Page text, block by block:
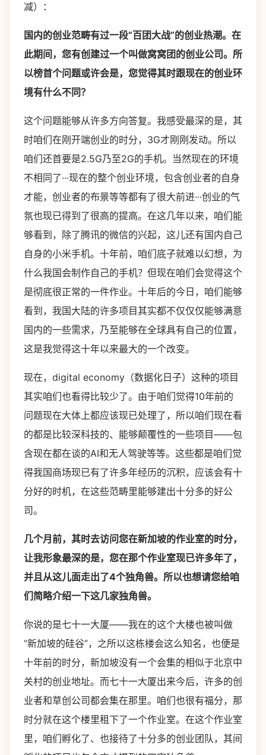
减）：
国内的创业范畴有过一段“百团大战”的创业热潮。在
此期间，您有创建过一个叫做窝窝团的创业公司。所
以榜首个问题或许会是，您觉得其时跟现在的创业环
境有什么不同？
这个问题能够从许多方向答复。我感受最深的是，其
时咱们在刚开端创业的时分，3G才刚刚发动。所以
咱们还首要是2.5G乃至2G的手机。当然现在的环境
不相同了···现在的整个创业环境，包含创业者的自身
才能，创业者的布景等等都有了很大前进···创业的气
氛也现已得到了很高的提高。在这几年以来，咱们能
够看到，除了腾讯的微信的兴起，这儿还有国内自己
自身的小米手机。十年前，咱们底子就难以幻想，为
什么我国会制作自己的手机？但现在咱们会觉得这个
是彻底很正常的一件作业。十年后的今日，咱们能够
看到，我国大陆的许多项目其实都不仅仅仅能够满意
国内的一些需求，乃至能够在全球具有自己的位置，
这是我觉得这十年以来最大的一个改变。
现在，digital economy（数据化日子）这种的项目
其实咱们也看得比较少了。由于咱们觉得10年前的
问题现在大体上都应该现已处理了，所以咱们现在看
的都是比较深科技的、能够颠覆性的一些项目——包
含现在都在谈的AI和无人驾驶等等。这些都是咱们觉
得我国商场现已有了许多年经历的沉积，应该会有十
分好的时机，在这些范畴里能够建出十分多的好公
司。
几个月前，其时去访问您在新加坡的作业室的时分，
让我形象最深的是，您在那个作业室现已许多年了，
并且从这儿面走出了4个独角兽。所以也想请您给咱
们简略介绍一下这几家独角兽。
你说的是七十一大厦——我在的这个大楼也被叫做
“新加坡的硅谷”，之所以这栋楼会这么知名，也便是
十年前的时分，新加坡没有一个会集的相似于北京中
关村的创业地址。而七十一大厦出来今后，许多的创
业者和草创公司都会集在那里。咱们也很有福分，那
时分就在这个楼里租下了一个作业室。在这个作业室
里，咱们孵化了、也接待了十分多的创业团队，其间